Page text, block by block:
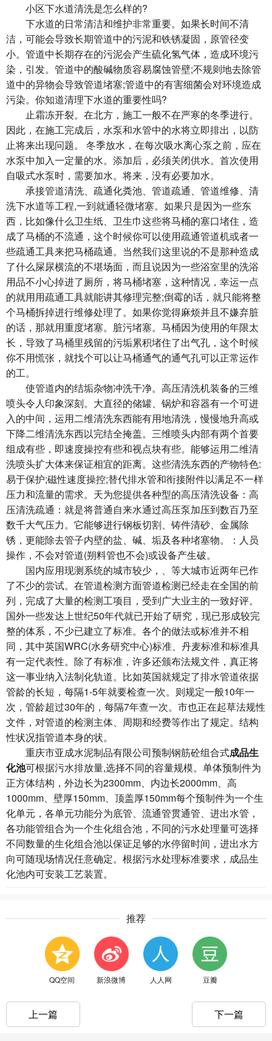
小区下水道清洗是怎么样的?
下水道的日常清洁和维护非常重要。如果长时间不清
洁，可能会导致长期管道中的污泥和铁锈凝固，原管径变
小。管道中长期存在的污泥会产生硫化氢气体，造成环境污
染，引发。管道中的酸碱物质容易腐蚀管壁;不规则地去除管
道中的异物会导致管道堵塞;管道中的有害细菌会对环境造成
污染。你知道清理下水道的重要性吗?
止霜冻开裂。在北方，施工一般不在严寒的冬季进行。
因此，在施工完成后，水泵和水管中的水将立即排出，以防
止将来出现问题。 冬季放水，在每次吸水离心泵之前，应在
水泵中加入一定量的水。添加后，必须关闭供水。首次使用
自吸式水泵时，需要加水。将来，没有必要加水。
承接管道清洗、疏通化粪池、管道疏通、管道维修、清
洗下水道等工程,一到就通轻微堵塞。如果只是因为一些东
西，比如像什么卫生纸、卫生巾这些将马桶的塞口堵住，造
成了马桶的不流通，这个时候你可以使用疏通管道机或者一
些疏通工具来把马桶疏通。当然我们这里说的不是那种造成
了什么屎尿横流的不堪场面，而且说因为一些浴室里的洗浴
用品不小心掉进了厕所，将马桶堵塞，这种情况，幸运一点
的就用用疏通工具就能讲其修理完整;倒霉的话，就只能将整
个马桶拆掉进行维修处理了。如果你觉得麻烦并且不嫌弃脏
的话，那就用重度堵塞。脏污堵塞。马桶因为使用的年限太
长，导致了马桶里残留的污垢累积堵住了出气孔，这个时候
你不用慌张，就找个可以让马桶通气的通气孔可以正常运作
的工。
使管道内的结垢杂物冲洗干净。高压清洗机装备的三维
喷头令人印象深刻。大直径的储罐、锅炉和容器有一个可进
入的中间，运用二维清洗东西能有用地清洗，慢慢地升高或
下降二维清洗东西以完结全掩盖。三维喷头内部有两个首要
组成有些，即速度操控有些和视点块有些。能够运用二维清
洗喷头扩大体来保证相宜的距离。这些清洗东西的产物特色:
易于保护;磁性速度操控;替代排水管和衔接附件以满足不一样
压力和流量的需求。天为您提供各种型的高压清洗设备：高
压清洗疏通：就是将普通自来水通过高压泵加压到数百乃至
数千大气压力。它能够进行钢板切割、铸件清砂、金属除
锈，更能除去管子内壁的盐、碱、垢及各种堵塞物。：人员
操作，不会对管道(朔料管也不会)或设备产生破。
国内应用现测系统的城市较少，、等大城市近两年已作
了不少的尝试。在管道检测方面管道检测已经走在全国的前
列，完成了大量的检测工项目，受到广大业主的一致好评。
国外一些发达上世纪50年代就已开始了研究，现已形成较完
整的体系，不少已建立了标准。各个的做法或标准并不相
同，其中英国WRC(水务研究中心)标准、丹麦标准和标准具
有一定代表性。除了有标准，许多还颁布法规文件，真正将
这一事业纳入法制化轨道。比如英国就规定了排水管道依据
管龄的长短，每隔1-5年就要检查一次。则规定一般10年一
次，管龄超过30年的，每隔7年查一次。市也正在起草法规性
文件，对管道的检测主体、周期和经费等作出了规定。结构
性状况指管道本身的状。
重庆市亚成水泥制品有限公司预制钢筋砼组合式成品生
化池可根据污水排放量,选择不同的容量规模。单体预制件为
正方体结构，外边长为2300mm、内边长2000mm、高
1000mm、壁厚150mm、顶盖厚150mm每个预制件为一个生
化单元，各单元功能分为底管、流通管贯通管、进出水管，
各功能管组合为一个生化组合池，不同的污水处理量可选择
不同数量的生化组合池以保证足够的水停留时间，进出水方
向可随现场情况任意确定。根据污水处理标准要求，成品生
化池内可安装工艺装置。
推荐
QQ空间 新浪微博 人人网 豆瓣
上一篇 下一篇